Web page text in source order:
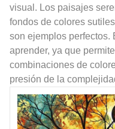
visual. Los paisajes
fondos de colores
son ejemplos perfectos.
aprender, ya que
combinaciones de
presión de la